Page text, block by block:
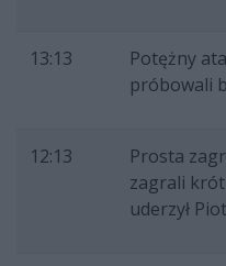
13:13
Potężny
próbowali
12:13
Prosta
zagrali
uderzył